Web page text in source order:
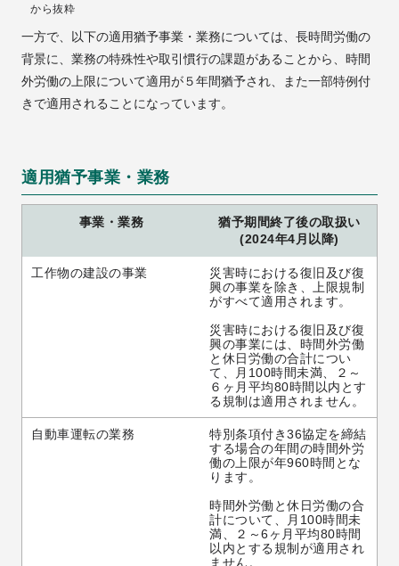
から抜粋
一方で、以下の適用猶予事業・業務については、長時間労働の
背景に、業務の特殊性や取引慣行の課題があることから、時間
外労働の上限について適用が５年間猶予され、また一部特例付
きで適用されることになっています。
適用猶予事業・業務
事業・業務
猶予期間終了後の取扱い
(2024年4月以降)
工作物の建設の事業
災害時における復旧及び復
興の事業を除き、上限規制
がすべて適用されます。
災害時における復旧及び復
興の事業には、時間外労働
と休日労働の合計につい
て、月100時間未満、２～
６ヶ月平均80時間以内とす
る規制は適用されません。
自動車運転の業務
特別条項付き36協定を締結
する場合の年間の時間外労
働の上限が年960時間とな
ります。
時間外労働と休日労働の合
計について、月100時間未
満、２～6ヶ月平均80時間
以内とする規制が適用され
ません。